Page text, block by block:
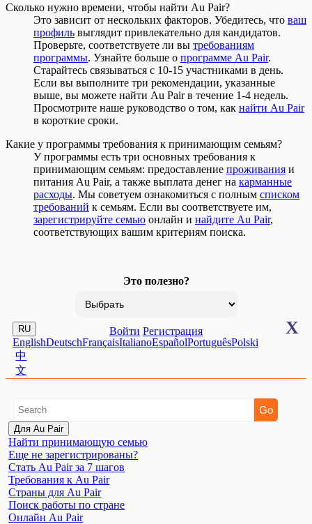
Сколько нужно времени, чтобы найти Au Pair?
Это зависит от нескольких факторов. Убедитесь, что ваш
профиль выглядит привлекательно для кандидатов.
Проверьте, соответствуете ли вы требованиям
программы. Узнайте больше о программе Au Pair.
Старайтесь связываться с 10-15 участниками в день.
Если вы выполните три рекомендации, указанные
выше, вы можете найти Au Pair в течение 1-4 недель.
Просмотрите наше руководство о том, как найти Au Pair
в короткие сроки.
Какие у программы требования к принимающим семьям?
У программы есть три основных требования к
принимающим семьям: предоставление проживания и
питания Au Pair, а также выплата денег на карманные
расходы. Мы советуем ознакомиться с полным списком
требований к семьям. Если вы соответствуете им,
зарегистрируйте семью онлайн и найдите Au Pair,
соответствующих вашим критериям поиска.
Это полезно?
RU
EnglishDeutschFrançaisItalianoEspañolPortuguêsPolski
中
文
Войти Регистрация X
Для Au Pair
Найти принимающую семью
Еще не зарегистрированы?
Стать Au Pair за 7 шагов
Требования к Au Pair
Страны для Au Pair
Поиск работы по стране
Онлайн Au Pair